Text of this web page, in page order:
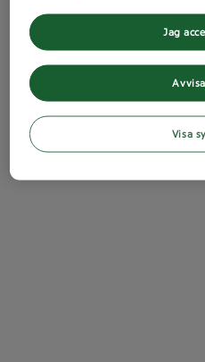
Jag
Visa